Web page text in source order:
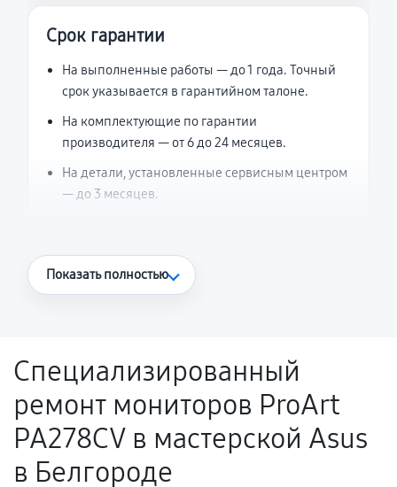
Срок гарантии
На выполненные работы — до 1 года. Точный
срок указывается в гарантийном талоне.
На комплектующие по гарантии
производителя — от 6 до 24 месяцев.
На детали, установленные сервисным центром
— до 3 месяцев.
Что считается гарантийным случаем
Поломка установленной детали при
нормальной эксплуатации в течение
гарантийного срока.
Несоответствие комплектующей заявленным
техническим характеристикам.
Показать полностью
Специализированный
ремонт мониторов ProArt
PA278CV в мастерской Asus
в Белгороде